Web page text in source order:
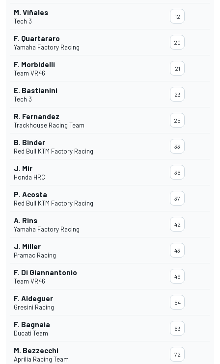
M. Viñales
Tech 3
12
F. Quartararo
Yamaha Factory Racing
20
F. Morbidelli
Team VR46
21
E. Bastianini
Tech 3
23
R. Fernandez
Trackhouse Racing Team
25
B. Binder
Red Bull KTM Factory Racing
33
J. Mir
Honda HRC
36
P. Acosta
Red Bull KTM Factory Racing
37
A. Rins
Yamaha Factory Racing
42
J. Miller
Pramac Racing
43
F. Di Giannantonio
Team VR46
49
F. Aldeguer
Gresini Racing
54
F. Bagnaia
Ducati Team
63
M. Bezzecchi
Aprilia Racing Team
72